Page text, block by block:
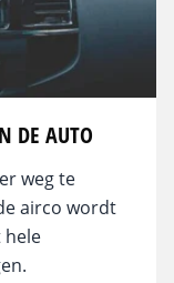
DE AUTO
weg te
airco wordt
hele